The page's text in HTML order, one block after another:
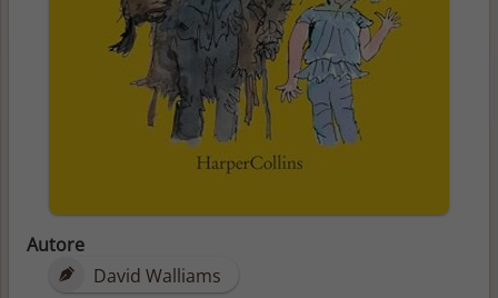
Autore
David Walliams